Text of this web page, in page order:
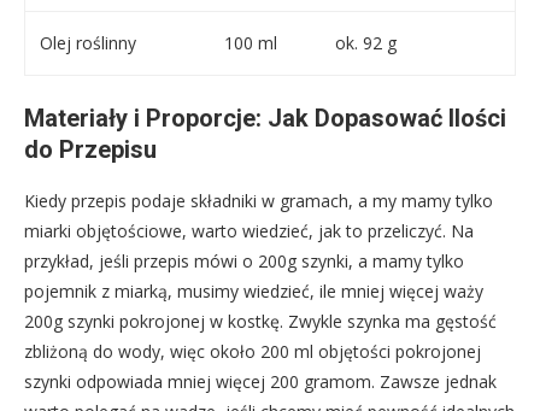
Olej roślinny 100 ml ok. 92 g
Materiały i Proporcje: Jak Dopasować Ilości
do Przepisu
Kiedy przepis podaje składniki w gramach, a my mamy tylko
miarki objętościowe, warto wiedzieć, jak to przeliczyć. Na
przykład, jeśli przepis mówi o 200g szynki, a mamy tylko
pojemnik z miarką, musimy wiedzieć, ile mniej więcej waży
200g szynki pokrojonej w kostkę. Zwykle szynka ma gęstość
zbliżoną do wody, więc około 200 ml objętości pokrojonej
szynki odpowiada mniej więcej 200 gramom. Zawsze jednak